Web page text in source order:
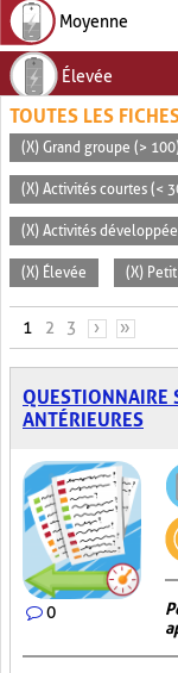
Moyenne
Élevée
TOUTES LES
(X) Grand groupe (>
(X) Activités courtes (<
(X) Activités
(X) Élevée (X)
PAGES
1 2 3 › »
QUESTIONNAIRE
ANTÉRIEURES
0